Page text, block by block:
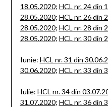
18.05.2020; HCL nr. 24 din
28.05.2020; HCL nr. 26 din
28.05.2020; HCL nr. 28 din
28.05.2020; HCL nr. 30 din
Iunie: HCL nr. 31 din
30.06.2020; HCL nr. 33 din
Iulie: HCL nr. 34 din
31.07.2020; HCL nr. 36 din